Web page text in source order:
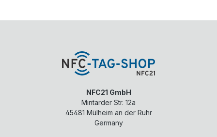
NFC21 GmbH
Mintarder Str. 12a
45481 Mülheim an der Ruhr
Germany